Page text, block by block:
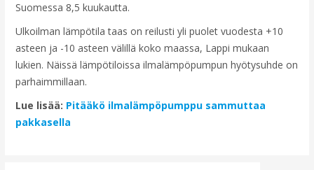
Suomessa 8,5 kuukautta.
Ulkoilman lämpötila taas on reilusti yli puolet vuodesta +10
asteen ja -10 asteen välillä koko maassa, Lappi mukaan
lukien. Näissä lämpötiloissa ilmalämpöpumpun hyötysuhde on
parhaimmillaan.
Lue lisää: Pitääkö ilmalämpöpumppu sammuttaa
pakkasella